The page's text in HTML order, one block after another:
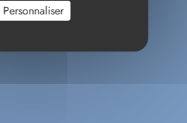
Personnaliser